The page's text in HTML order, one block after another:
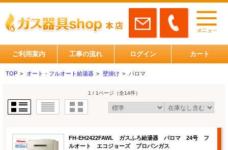
ご利用案内 工事の流れ ログイン カート
TOP > オート・フルオート給湯器 > 壁掛け > パロマ
1 / 1ページ （全14件）
FH-EH2422FAWL ガスふろ給湯器 パロマ 24号 フ
ルオート エコジョーズ プロパンガス